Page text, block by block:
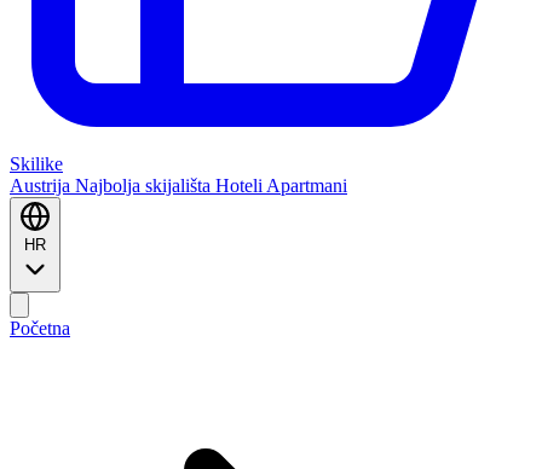
Skilike
Austrija Najbolja skijališta Hoteli Apartmani
HR
Početna